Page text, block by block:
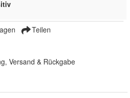
Teilen
Versand & Rückgabe